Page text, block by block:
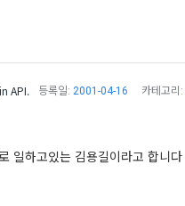
API. 등록일: 2001-04-16 카테고리:
일하고있는 김용길이라고 합니다